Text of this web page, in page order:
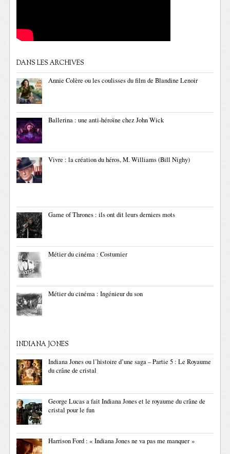
DANS LES ARCHIVES
Annie Colère ou les coulisses du film de Blandine Lenoir
Ballerina : une anti-héroïne chez John Wick
Vivre : la création du héros, M. Williams (Bill Nighy)
Game of Thrones : ils ont dit leurs derniers mots
Métier du cinéma : Costumier
Métier du cinéma : Ingénieur du son
INDIANA JONES
Indiana Jones ou l’histoire d’une saga – Partie 5 : Le Royaume
du crâne de cristal
George Lucas a fait Indiana Jones et le royaume du crâne de
cristal pour le fun
Harrison Ford : « Indiana Jones ne va pas me manquer »